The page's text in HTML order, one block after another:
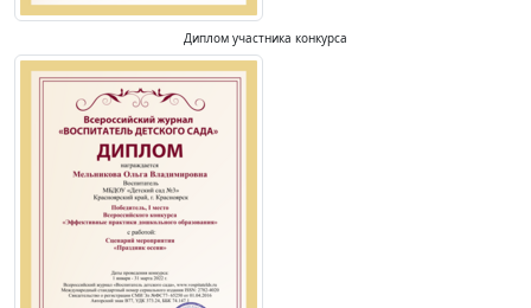
Диплом участника конкурса